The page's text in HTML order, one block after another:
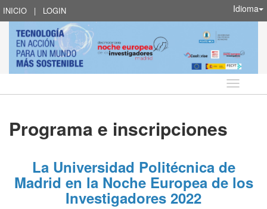
INICIO | LOGIN Idioma
Idioma
Programa e inscripciones
La Universidad Politécnica de
Madrid en la Noche Europea de los
Investigadores 2022